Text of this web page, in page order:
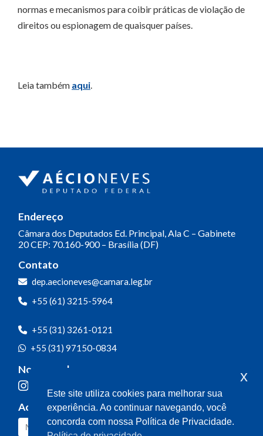
normas e mecanismos para coibir práticas de violação de
direitos ou espionagem de quaisquer países.
Leia também aqui.
Endereço
Câmara dos Deputados Ed. Principal, Ala C – Gabinete
20CEP: 70.160-900 – Brasília (DF)
Contato
dep.aecioneves@camara.leg.br
+55 (61) 3215-5964
+55 (31) 3261-0121
+55 (31) 97150-0834
Nossas redes
Acompanhe o meu mandato
Este site utiliza cookies para melhorar sua
experiência. Ao continuar navegando, você
concorda com nossa Política de Privacidade.
x